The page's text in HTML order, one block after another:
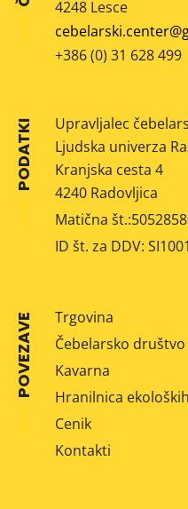
4248 Lesce
+386 (0) 31 628 499
PODATKI
Upravljalec
Ljudska univerza
Kranjska cesta 4
4240 Radovljica
Matična
ID št. za DDV:
POVEZAVE
Trgovina
Čebelarsko društvo
Kavarna
Hranilnica
Cenik
Kontakti